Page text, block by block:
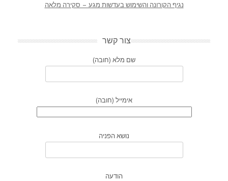
נגיף הקורונה והשימוש בעדשות מגע – סקירה מלאה
צור קשר
שם מלא (חובה)
אימייל (חובה)
נושא הפניה
הודעה